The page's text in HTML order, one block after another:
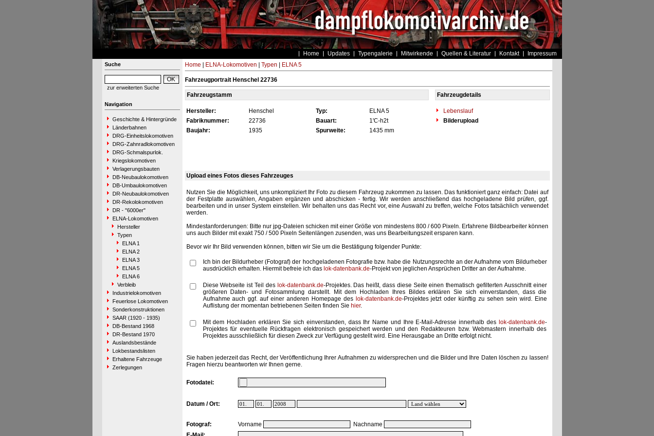
Home Updates Typengalerie Mitwirkende Quellen & Literatur Kontakt Impressum
Suche
zur erweiterten Suche
Navigation
Geschichte & Hintergründe
Länderbahnen
DRG-Einheitslokomotiven
DRG-Zahnradlokomotiven
DRG-Schmalspurlok.
Kriegslokomotiven
Verlagerungsbauten
DB-Neubaulokomotiven
DB-Umbaulokomotiven
DR-Neubaulokomotiven
DR-Rekolokomotiven
DR - "6000er"
ELNA-Lokomotiven
Hersteller
Typen
ELNA 1
ELNA 2
ELNA 3
ELNA 5
ELNA 6
Verbleib
Industrielokomotiven
Feuerlose Lokomotiven
Sonderkonstruktionen
SAAR (1920 - 1935)
DB-Bestand 1968
DR-Bestand 1970
Auslandsbestände
Lokbestandslisten
Erhaltene Fahrzeuge
Zerlegungen
Home ELNA-Lokomotiven Typen ELNA 5
Fahrzeugportrait Henschel 22736
Fahrzeugstamm Fahrzeugdetails
Hersteller: Henschel Typ: ELNA 5
Lebenslauf
Fabriknummer:
22736 Bauart: 1'C-h2t
Bilderupload
Baujahr:
1935 Spurweite: 1435 mm
Upload eines Fotos dieses Fahrzeuges
Nutzen Sie die Möglichkeit, uns unkompliziert Ihr Foto zu diesem Fahrzeug zukommen zu lassen. Das funktioniert ganz einfach: Datei auf
der Festplatte auswählen, Angaben ergänzen und abschicken - fertig. Wir werden anschließend das hochgeladene Bild prüfen, ggf.
bearbeiten und in unser System einstellen. Wir behalten uns das Recht vor, eine Auswahl zu treffen, welche Fotos tatsächlich verwendet
werden.
Mindestanforderungen: Bitte nur jpg-Dateien schicken mit einer Größe von mindestens 800 / 600 Pixeln. Erfahrene Bildbearbeiter können
uns auch Bilder mit exakt 750 / 500 Pixeln Seitenlängen zusenden, was uns Bearbeitungszeit ersparen kann.
Bevor wir Ihr Bild verwenden können, bitten wir Sie um die Bestätigung folgender Punkte:
Ich bin der Bildurheber (Fotograf) der hochgeladenen Fotografie bzw. habe die Nutzungsrechte an der Aufnahme vom Bildurheber
ausdrücklich erhalten. Hiermit befreie ich das lok-datenbank.de-Projekt von jeglichen Ansprüchen Dritter an der Aufnahme.
Diese Webseite ist Teil des lok-datenbank.de-Projektes. Das heißt, dass diese Seite einen thematisch gefilterten Ausschnitt einer
größeren Daten- und Fotosammlung darstellt. Mit dem Hochladen Ihres Bildes erklären Sie sich einverstanden, dass die
Aufnahme auch ggf. auf einer anderen Homepage des lok-datenbank.de-Projektes jetzt oder künftig zu sehen sein wird. Eine
Auflistung der momentan betriebenen Seiten finden Sie hier.
Mit dem Hochladen erklären Sie sich einverstanden, dass Ihr Name und Ihre E-Mail-Adresse innerhalb des lok-datenbank.de-
Projektes für eventuelle Rückfragen elektronisch gespeichert werden und den Redakteuren bzw. Webmastern innerhalb des
Projektes ausschließlich für diesen Zweck zur Verfügung gestellt wird. Eine Herausgabe an Dritte erfolgt nicht.
Sie haben jederzeit das Recht, der Veröffentlichung Ihrer Aufnahmen zu widersprechen und die Bilder und Ihre Daten löschen zu lassen!
Fragen hierzu beantworten wir Ihnen gerne.
Fotodatei:
Datum / Ort:
Fotograf: Vorname
Nachname